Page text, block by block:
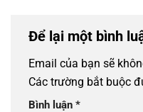
Để lại một bình
Email của bạn sẽ
Các trường bắt buộc
Bình luận *